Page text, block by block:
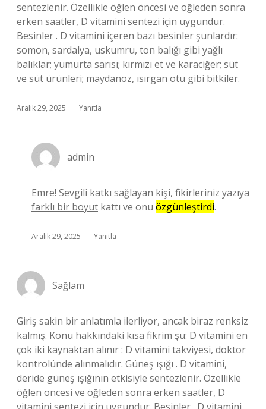
sentezlenir. Özellikle öğlen öncesi ve öğleden sonra
erken saatler, D vitamini sentezi için uygundur.
Besinler . D vitamini içeren bazı besinler şunlardır:
somon, sardalya, uskumru, ton balığı gibi yağlı
balıklar; yumurta sarısı; kırmızı et ve karaciğer; süt
ve süt ürünleri; maydanoz, ısırgan otu gibi bitkiler.
Aralık 29, 2025 Yanıtla
admin
Emre! Sevgili katkı sağlayan kişi, fikirleriniz yazıya
farklı bir boyut kattı ve onu özgünleştirdi.
Aralık 29, 2025 Yanıtla
Sağlam
Giriş sakin bir anlatımla ilerliyor, ancak biraz renksiz
kalmış. Konu hakkındaki kısa fikrim şu: D vitamini en
çok iki kaynaktan alınır : D vitamini takviyesi, doktor
kontrolünde alınmalıdır. Güneş ışığı . D vitamini,
deride güneş ışığının etkisiyle sentezlenir. Özellikle
öğlen öncesi ve öğleden sonra erken saatler, D